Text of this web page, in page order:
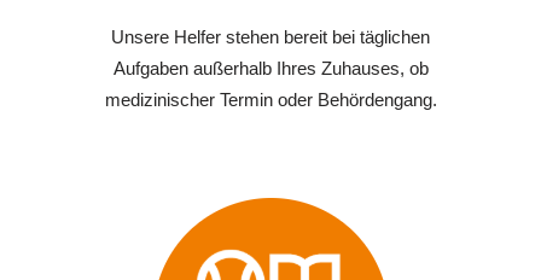
Unsere Helfer stehen bereit bei täglichen
Aufgaben außerhalb Ihres Zuhauses, ob
medizinischer Termin oder Behördengang.